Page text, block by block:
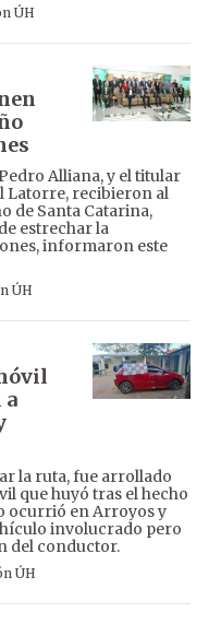
ÚH
Alliana, y el titular
Latorre, recibieron al
de Santa Catarina,
estrechar la
informaron este
ÚH
a
la ruta, fue arrollado
que huyó tras el hecho
ocurrió en Arroyos y
involucrado pero
del conductor.
ÚH